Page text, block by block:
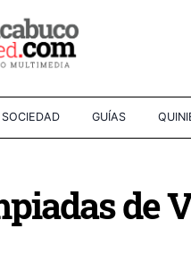
SOCIEDAD GUÍAS
de